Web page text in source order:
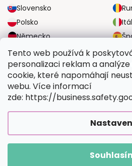
Tento web používá k
personalizaci reklam a
cookie, které napomáhají
webu. Více informací
zde: https://
Slovensko
Polsko
Německo
Velká Británie
SPOLEHLIVÉ MOŽNOSTI DOPRAVY
BEZPEČNÉ MOŽNOSTI PLATBY
Vymalujsisam.cz.